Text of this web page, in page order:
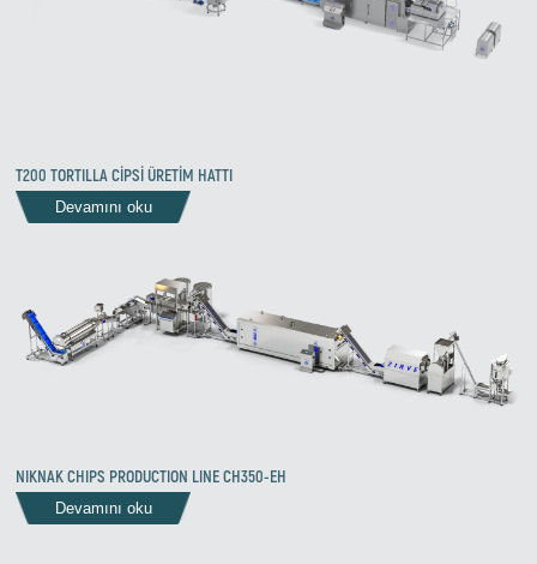
T200 TORTILLA CİPSİ ÜRETİM HATTI
Devamını oku
NIKNAK CHIPS PRODUCTION LINE CH350-EH
Devamını oku